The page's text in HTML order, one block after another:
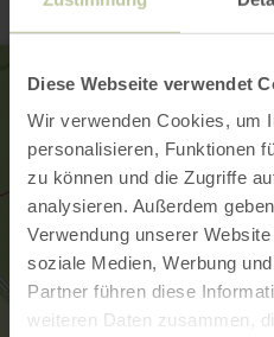
Diese Webseite verwendet
Wir verwenden Cookies, um
personalisieren, Funktionen
zu können und die Zugriffe
analysieren. Außerdem
Verwendung unserer
soziale Medien, Werbung
Partner führen diese
weiteren Daten zusammen,